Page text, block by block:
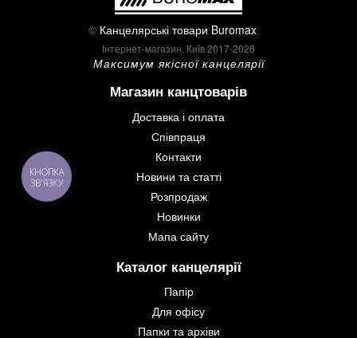
© Канцелярські товари Buromax
Інтернет-магазин, Київ 2017-2026
Максимум якісної канцелярії
Магазин канцтоварів
Доставка і оплата
Співпраця
Контакти
Новини та статті
Розпродаж
Новинки
Мапа сайту
Каталог канцелярії
Папір
Для офісу
Папки та архіви
КНОПКА
ЗВ'ЯЗКУ